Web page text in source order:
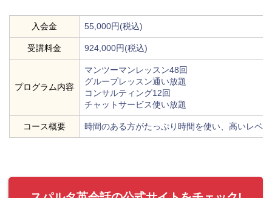
入会金 55,000円(税込)
受講料金 924,000円(税込)
プログラム内容
マンツーマンレッスン48回
グループレッスン通い放題
コンサルティング12回
チャットサービス使い放題
コース概要 時間のある方がたっぷり時間を使い、高いレベ